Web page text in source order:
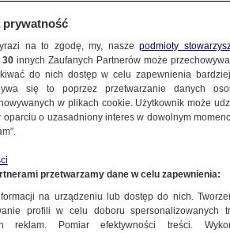
diagnozę. Objawy
prywatność
na to zgodę, my, naszepodmioty
30 innych Zaufanych Partnerów może
do nich dostęp w celu zapewnienia
się to poprzez przetwarzanie danych
w plikach cookie. Użytkownik może
oparciu o uzasadniony interes w dowolnym
przetwarzamy dane w celu zapewnienia:
na urządzeniu lub dostęp do nich.
profili w celu doboru spersonalizowanych
reklam. Pomiar efektywności treści.